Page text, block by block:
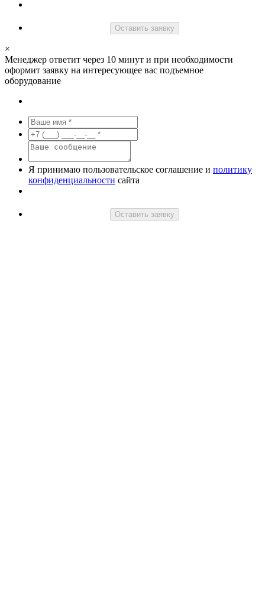
Оставить заявку
×
Менеджер ответит через 10 минут и при необходимости
оформит заявку на интересующее вас подъемное
оборудование
Я принимаю пользовательское соглашение и политику
конфиденциальности сайта
Оставить заявку